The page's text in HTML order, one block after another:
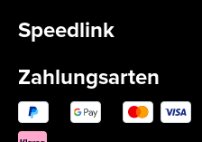
Speedlink
Zahlungsarten